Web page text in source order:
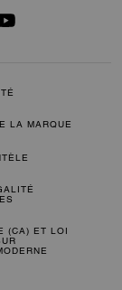
LA MARQUE
(CA) ET LOI